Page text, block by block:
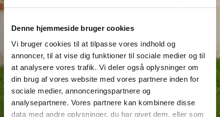
Denne hjemmeside bruger cookies
Vi bruger cookies til at tilpasse vores indhold og
annoncer, til at vise dig funktioner til sociale medier og til
at analysere vores trafik. Vi deler også oplysninger om
din brug af vores website med vores partnere inden for
sociale medier, annonceringspartnere og
analysepartnere. Vores partnere kan kombinere disse
data med andre oplysninger, du har givet dem, eller som